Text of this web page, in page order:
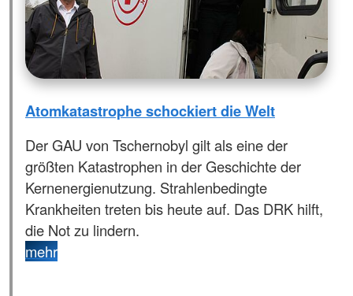
Atomkatastrophe schockiert die Welt
Der GAU von Tschernobyl gilt als eine der
größten Katastrophen in der Geschichte der
Kernenergienutzung. Strahlenbedingte
Krankheiten treten bis heute auf. Das DRK hilft,
die Not zu lindern.
mehr